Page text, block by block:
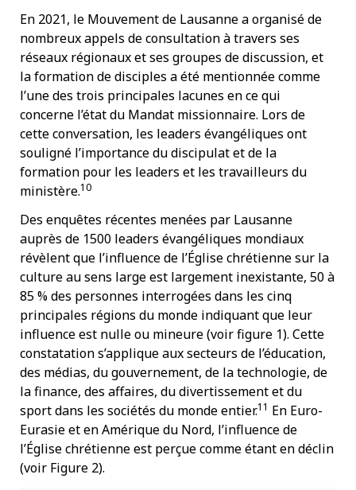
En 2021, le Mouvement de Lausanne a organisé de
nombreux appels de consultation à travers ses
réseaux régionaux et ses groupes de discussion, et
la formation de disciples a été mentionnée comme
l’une des trois principales lacunes en ce qui
concerne l’état du Mandat missionnaire. Lors de
cette conversation, les leaders évangéliques ont
souligné l’importance du discipulat et de la
formation pour les leaders et les travailleurs du
ministère.10
Des enquêtes récentes menées par Lausanne
auprès de 1500 leaders évangéliques mondiaux
révèlent que l’influence de l’Église chrétienne sur la
culture au sens large est largement inexistante, 50 à
85 % des personnes interrogées dans les cinq
principales régions du monde indiquant que leur
influence est nulle ou mineure (voir figure 1). Cette
constatation s’applique aux secteurs de l’éducation,
des médias, du gouvernement, de la technologie, de
la finance, des affaires, du divertissement et du
sport dans les sociétés du monde entier.11 En Euro-
Eurasie et en Amérique du Nord, l’influence de
l’Église chrétienne est perçue comme étant en déclin
(voir Figure 2).